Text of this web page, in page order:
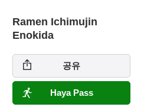
Ramen Ichimujin
Enokida
공유
Haya Pass